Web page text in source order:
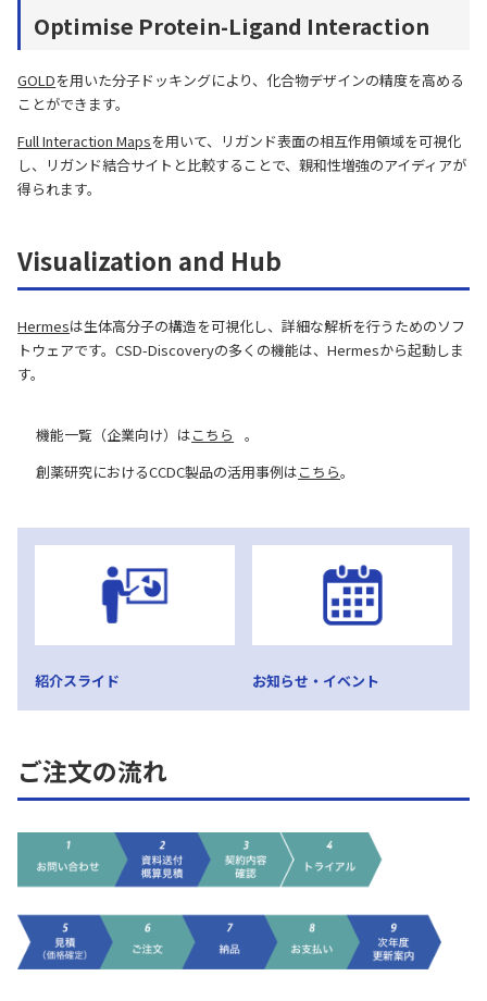
Optimise Protein-Ligand Interaction
GOLDを用いた分子ドッキングにより、化合物デザインの精度を高める
ことができます。
Full Interaction Mapsを用いて、リガンド表面の相互作用領域を可視化
し、リガンド結合サイトと比較することで、親和性増強のアイディアが
得られます。
Visualization and Hub
Hermesは生体高分子の構造を可視化し、詳細な解析を行うためのソフ
トウェアです。CSD-Discoveryの多くの機能は、Hermesから起動しま
す。
機能一覧（企業向け）はこちら
。
創薬研究におけるCCDC製品の活用事例はこちら。
紹介スライド お知らせ・イベント
ご注文の流れ